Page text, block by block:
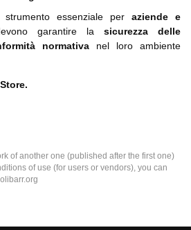
essenziale per aziende e
garantire la sicurezza delle
normativa nel loro ambiente
of another one (published after the first one)
of use (for users or vendors), you can